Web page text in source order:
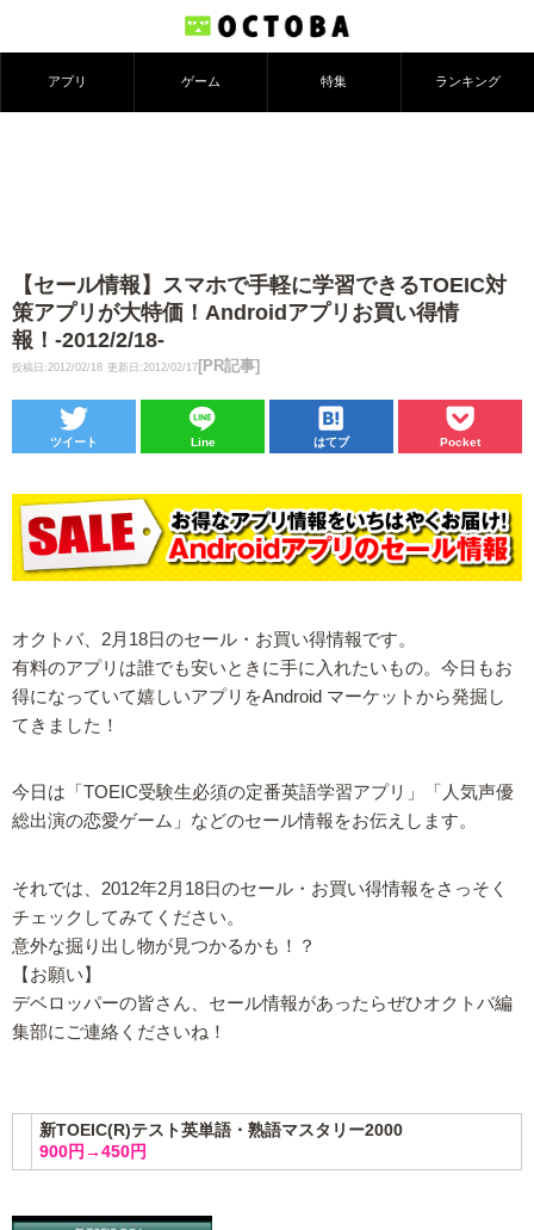
アプリ ゲーム 特集 ランキング
【セール情報】スマホで手軽に学習できるTOEIC対
策アプリが大特価！Androidアプリお買い得情
報！-2012/2/18-
投稿日:2012/02/18 更新日:2012/02/17 [PR記事]
ツイート Line はてブ Pocket
オクトバ、2月18日のセール・お買い得情報です。
有料のアプリは誰でも安いときに手に入れたいもの。今日もお
得になっていて嬉しいアプリをAndroid マーケットから発掘し
てきました！
今日は「TOEIC受験生必須の定番英語学習アプリ」「人気声優
総出演の恋愛ゲーム」などのセール情報をお伝えします。
それでは、2012年2月18日のセール・お買い得情報をさっそく
チェックしてみてください。
意外な掘り出し物が見つかるかも！？
【お願い】
デベロッパーの皆さん、セール情報があったらぜひオクトバ編
集部にご連絡くださいね！
新TOEIC(R)テスト英単語・熟語マスタリー2000
900円→450円